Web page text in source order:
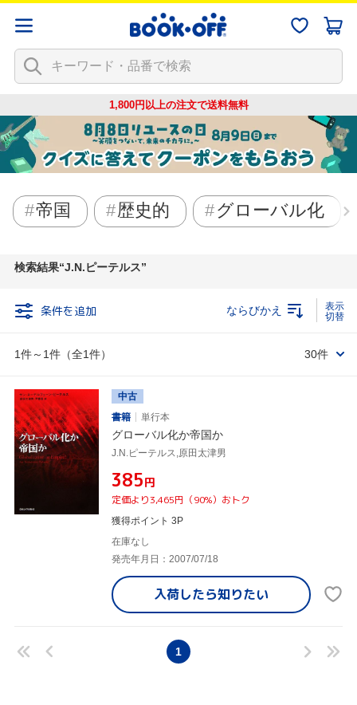
1,800円以上の注文で送料無料
帝国 歴史的 グローバル化
検索結果 J.N.ピーテルス
条件を追加
1件～1件（全1件）
ならびかえ
30件
中古
書籍
単行本
グローバル化か帝国か
J.N.ピーテルス,原田太津男
¥385円
定価より3,465円（90%）おトク
獲得ポイント 3P
在庫なし
発売年月日：2007/07/18
入荷したら知りたい
1